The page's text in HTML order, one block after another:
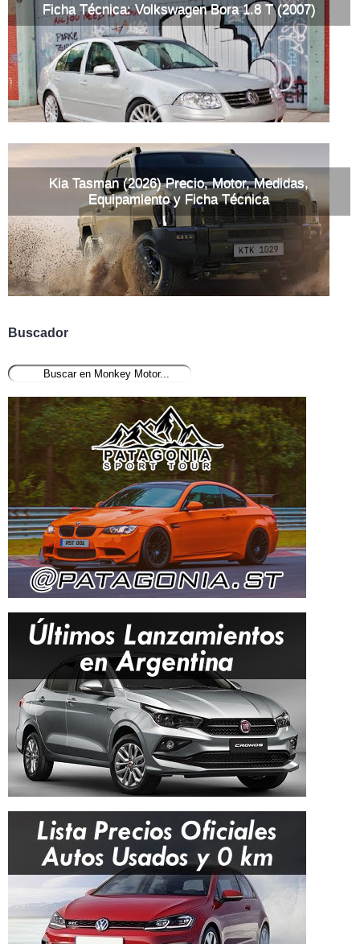
Ficha Técnica: Volkswagen Bora 1.8 T (2007)
Kia Tasman (2026) Precio, Motor, Medidas,
Equipamiento y Ficha Técnica
Buscador